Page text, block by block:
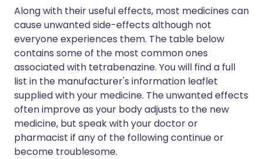
Along with their useful effects, most medicines can
cause unwanted side-effects although not
everyone experiences them. The table below
contains some of the most common ones
associated with tetrabenazine. You will find a full
list in the manufacturer's information leaflet
supplied with your medicine. The unwanted effects
often improve as your body adjusts to the new
medicine, but speak with your doctor or
pharmacist if any of the following continue or
become troublesome.